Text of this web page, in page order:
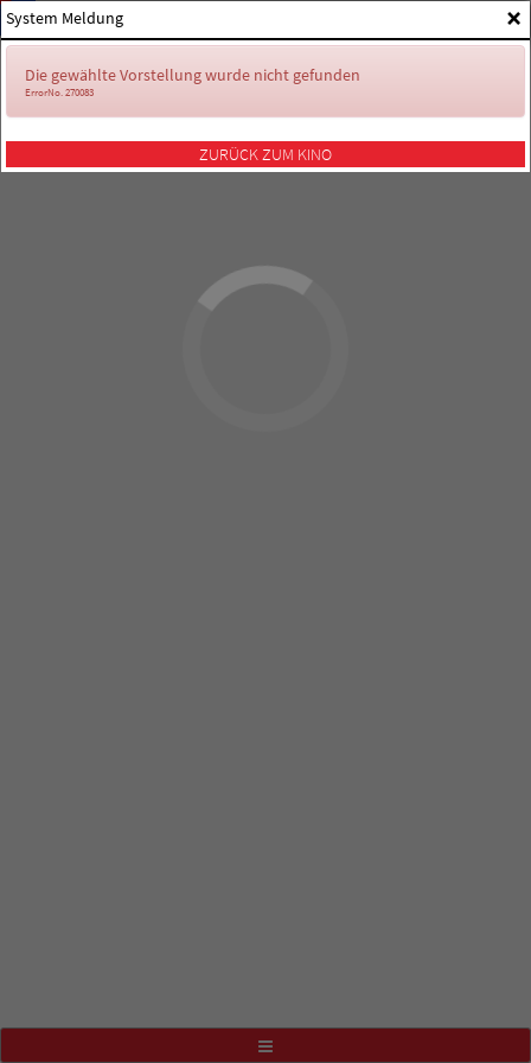
×
System Meldung
Die gewählte Vorstellung wurde nicht gefunden
ErrorNo. 270083
ZURÜCK ZUM KINO